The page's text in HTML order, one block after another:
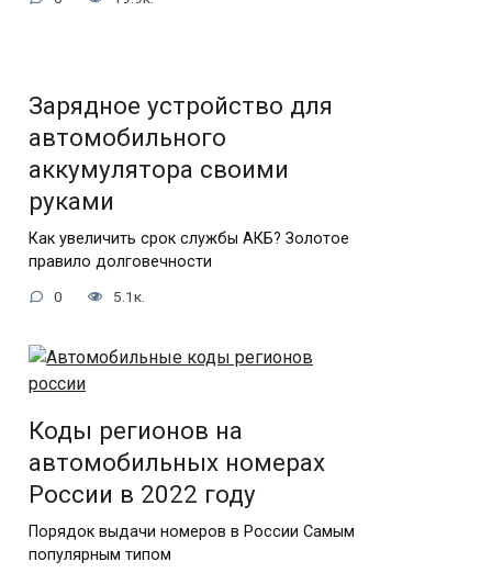
Зарядное устройство для
автомобильного
аккумулятора своими
руками
Как увеличить срок службы АКБ? Золотое
правило долговечности
0 5.1к.
Коды регионов на
автомобильных номерах
России в 2022 году
Порядок выдачи номеров в России Самым
популярным типом